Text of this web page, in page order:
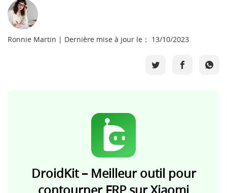
Télécharger
Support
Ronnie Martin | Dernière mise à jour le： 13/10/2023
DroidKit – Meilleur outil pour